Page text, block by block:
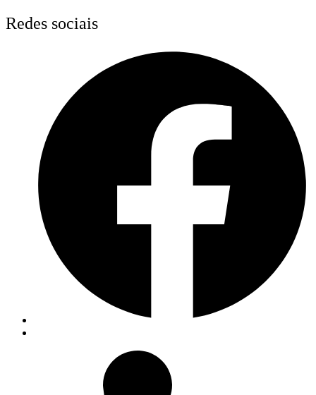
Skip
to
Redes sociais